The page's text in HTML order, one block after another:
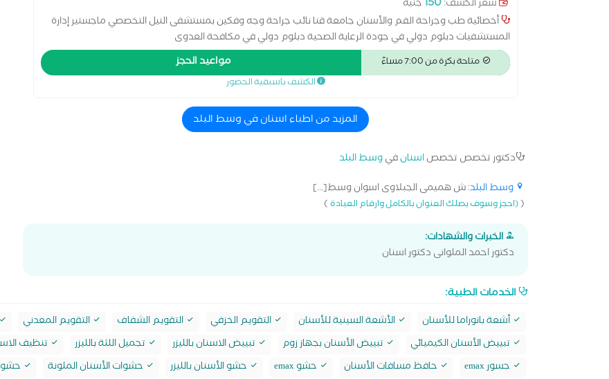
سعر الكشف:
جنيه
أخصائية طب وجراحة الفم والأسنان جامعة قنا نائب جراحة وجه وفكين بمستشفى النيل التخصصي ماجستير إدارة
المستشفيات دبلوم دولي في جودة الرعاية الصحية دبلوم دولي في مكافحة العدوى
متاحة بكرة من 7:00 مساءً مواعيد الحجز
الكشف باسبقية الحضور
المزيد من اطباء اسنان في وسط البلد
دكتور تخصص تخصصاسنانفيوسط البلد
وسط البلد: ش هميمى الجبلاوى اسوان وسط[...]
((احجز وسوف يصلك العنوان بالكامل وارقام العيادة)
الخبرات والشهادات:
دكتور احمد الملوانى دكتور اسنان
الخدمات الطبية:
أشعة بانوراما للأسنان الأشعة السينية للأسنان التقويم الخزفي التقويم الشفاف التقويم المعدني
تبييض الأسنان الكيميائي
تبييض الأسنان بجهاز زوم تبييض الاسنان بالليزر تجميل اللثة بالليزر تنظيف
جسور emax
حافظ مسافات الأسنان حشو emax حشو الأسنان بالليزر حشوات الأسنان الملونة